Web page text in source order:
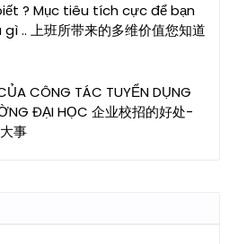
? Mục tiêu tích cực để bạn
.. 上班所带来的多维价值您知道
CÔNG TÁC TUYỂN DỤNG
ĐẠI HỌC 企业校招的好处-
事